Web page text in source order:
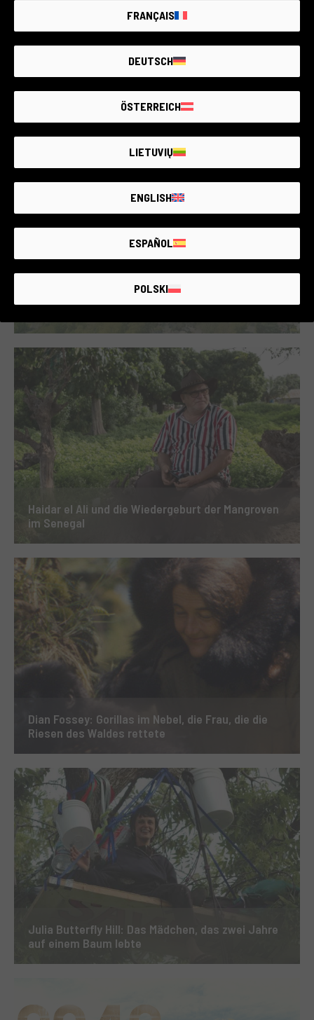
Die Bushaltestellen in Utrecht werden zu Oasen
Haidar el Ali und die Wiedergeburt der Mangroven
im Senegal
Dian Fossey: Gorillas im Nebel, die Frau, die die
Riesen des Waldes rettete
Julia Butterfly Hill: Das Mädchen, das zwei Jahre
auf einem Baum lebte
FRANÇAIS
DEUTSCH
ÖSTERREICH
LIETUVIŲ
ENGLISH
ESPAÑOL
POLSKI